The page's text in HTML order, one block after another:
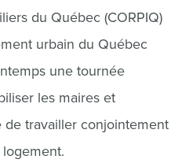
du Québec (CORPIQ)
urbain du Québec
une tournée
les maires et
de travailler conjointement